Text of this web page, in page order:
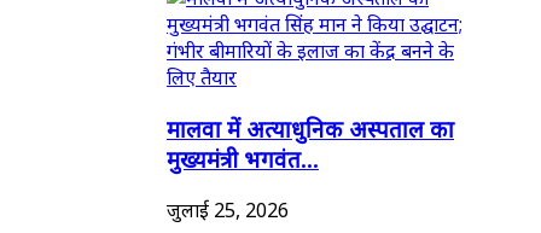
मालवा में अत्याधुनिक अस्पताल का
मुख्यमंत्री भगवंत...
जुलाई 25, 2026